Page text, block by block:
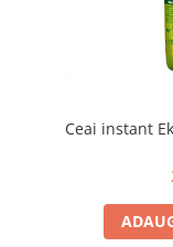
Ceai instant